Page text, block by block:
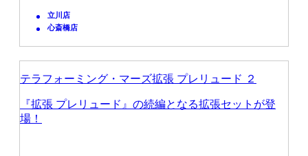
立川店
心斎橋店
テラフォーミング・マーズ拡張 プレリュード ２
『拡張 プレリュード』の続編となる拡張セットが登
場！